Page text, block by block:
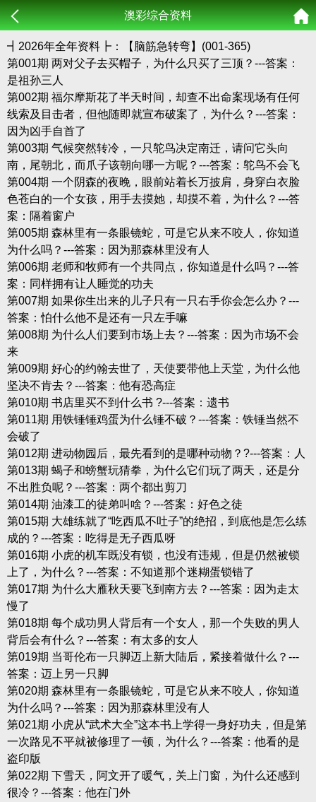
澳彩综合资料
┫2026年全年资料┣：【脑筋急转弯】(001-365)
第001期 两对父子去买帽子，为什么只买了三顶？---答案：
是祖孙三人
第002期 福尔摩斯花了半天时间，却查不出命案现场有任何
线索及目击者，但他随即就宣布破案了，为什么？---答案：
因为凶手自首了
第003期 气候突然转冷，一只鸵鸟决定南迁，请问它头向
南，尾朝北，而爪子该朝向哪一方呢？---答案：鸵鸟不会飞
第004期 一个阴森的夜晚，眼前站着长万披肩，身穿白衣脸
色苍白的一个女孩，用手去摸她，却摸不着，为什么？---答
案：隔着窗户
第005期 森林里有一条眼镜蛇，可是它从来不咬人，你知道
为什么吗？---答案：因为那森林里没有人
第006期 老师和牧师有一个共同点，你知道是什么吗？---答
案：同样拥有让人睡觉的功夫
第007期 如果你生出来的儿子只有一只右手你会怎么办？---
答案：怕什么他不是还有一只左手嘛
第008期 为什么人们要到市场上去？---答案：因为市场不会
来
第009期 好心的约翰去世了，天使要带他上天堂，为什么他
坚决不肯去？---答案：他有恐高症
第010期 书店里买不到什么书 ?---答案：遗书
第011期 用铁锤锤鸡蛋为什么锤不破？---答案：铁锤当然不
会破了
第012期 进动物园后，最先看到的是哪种动物？?---答案：人
第013期 蝎子和螃蟹玩猜拳，为什么它们玩了两天，还是分
不出胜负呢？---答案：两个都出剪刀
第014期 油漆工的徒弟叫啥？---答案：好色之徒
第015期 大雄练就了“吃西瓜不吐子”的绝招，到底他是怎么练
成的？---答案：吃得是无子西瓜呀
第016期 小虎的机车既没有锁，也没有违规，但是仍然被锁
上了，为什么？---答案：不知道那个迷糊蛋锁错了
第017期 为什么大雁秋天要飞到南方去？---答案：因为走太
慢了
第018期 每个成功男人背后有一个女人，那一个失败的男人
背后会有什么？---答案：有太多的女人
第019期 当哥伦布一只脚迈上新大陆后，紧接着做什么？---
答案：迈上另一只脚
第020期 森林里有一条眼镜蛇，可是它从来不咬人，你知道
为什么吗？---答案：因为那森林里没有人
第021期 小虎从“武术大全”这本书上学得一身好功夫，但是第
一次路见不平就被修理了一顿，为什么？---答案：他看的是
盗印版
第022期 下雪天，阿文开了暖气，关上门窗，为什么还感到
很冷？---答案：他在门外